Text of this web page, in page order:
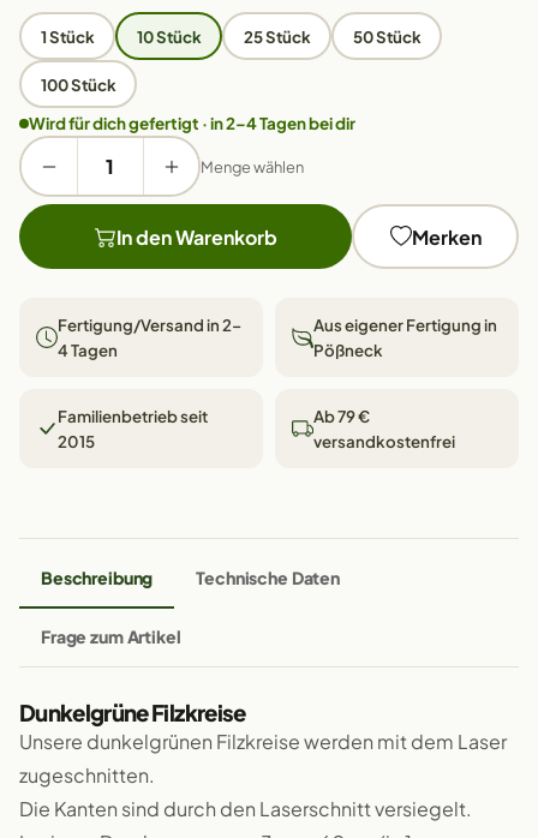
1 Stück 10 Stück 25 Stück 50 Stück
100 Stück
Wird für dich gefertigt · in 2–4 Tagen bei dir
Menge wählen
In den Warenkorb Merken
Fertigung/Versand in 2–
4 Tagen
Aus eigener Fertigung in
Pößneck
Familienbetrieb seit
2015
Ab 79 €
versandkostenfrei
Beschreibung Technische Daten
Frage zum Artikel
Dunkelgrüne Filzkreise
Unsere dunkelgrünen Filzkreise werden mit dem Laser
zugeschnitten.
Die Kanten sind durch den Laserschnitt versiegelt.